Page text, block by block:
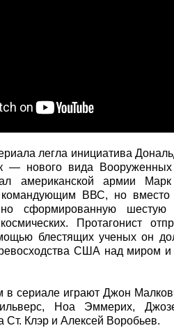
легла инициатива
— нового вида
американской армии
ВВС, но вместо
сформированную шестую
Протагонист
блестящих ученых он
США над миром и
в сериале играют Джон
Ноа Эммерих,
Ст. Клэр и Алексей Воробьев.